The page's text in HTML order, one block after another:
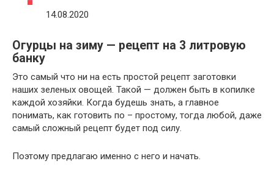
14.08.2020
Огурцы на зиму — рецепт на 3 литровую
банку
Это самый что ни на есть простой рецепт заготовки
наших зеленых овощей. Такой — должен быть в копилке
каждой хозяйки. Когда будешь знать, а главное
понимать, как готовить по – простому, тогда любой, даже
самый сложный рецепт будет под силу.
Поэтому предлагаю именно с него и начать.